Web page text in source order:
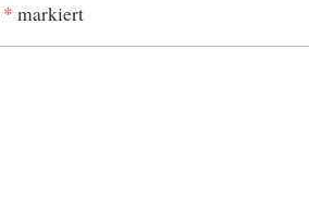
* markiert